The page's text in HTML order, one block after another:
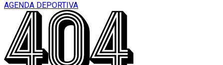
AGENDA DEPORTIVA